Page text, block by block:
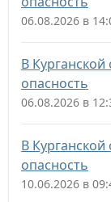
06.08.2026 в
В
опасность
06.08.2026 в
В
опасность
10.06.2026 в